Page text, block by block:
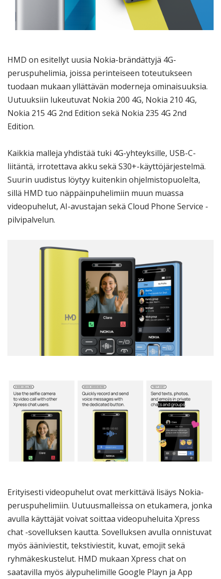
HMD on esitellyt uusia Nokia-brändättyjä 4G-
peruspuhelimia, joissa perinteiseen toteutukseen
tuodaan mukaan yllättävän moderneja ominaisuuksia.
Uutuuksiin lukeutuvat Nokia 200 4G, Nokia 210 4G,
Nokia 215 4G 2nd Edition sekä Nokia 235 4G 2nd
Edition.
Kaikkia malleja yhdistää tuki 4G-yhteyksille, USB-C-
liitäntä, irrotettava akku sekä S30+-käyttöjärjestelmä.
Suurin uudistus löytyy kuitenkin ohjelmistopuolelta,
sillä HMD tuo näppäinpuhelimiin muun muassa
videopuhelut, AI-avustajan sekä Cloud Phone Service -
pilvipalvelun.
Erityisesti videopuhelut ovat merkittävä lisäys Nokia-
peruspuhelimiin. Uutuusmalleissa on etukamera, jonka
avulla käyttäjät voivat soittaa videopuheluita Xpress
chat -sovelluksen kautta. Sovelluksen avulla onnistuvat
myös ääniviestit, tekstiviestit, kuvat, emojit sekä
ryhmäkeskustelut. HMD mukaan Xpress chat on
saatavilla myös älypuhelimille Google Playn ja App